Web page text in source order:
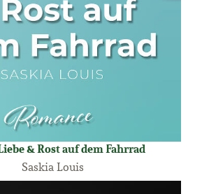
& Rost auf dem Fahrrad
Saskia Louis